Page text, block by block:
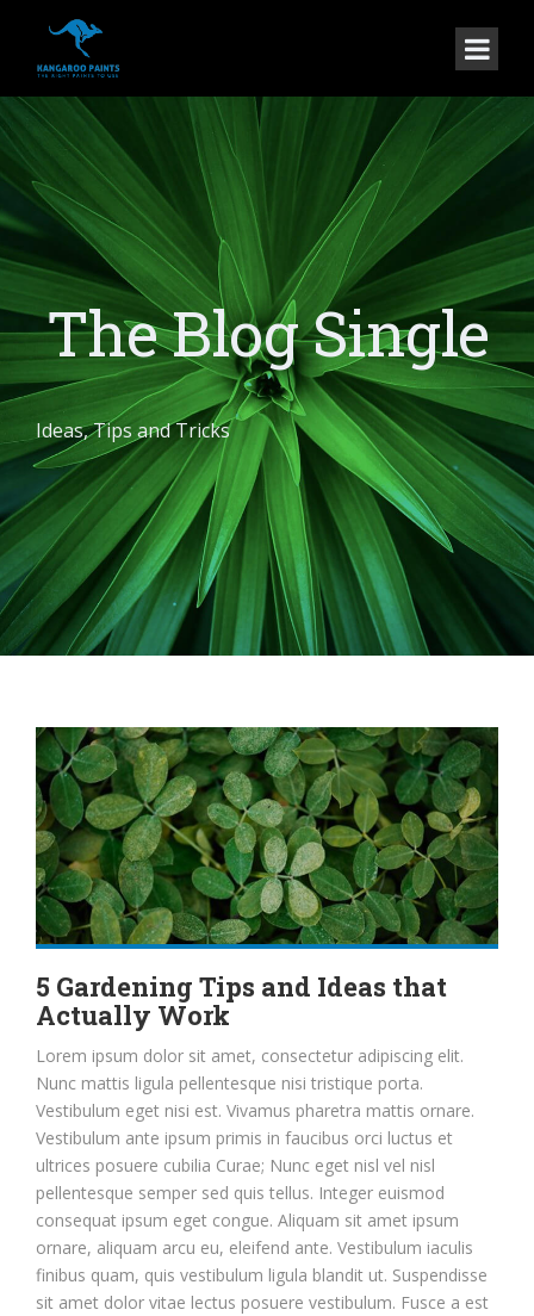
The Blog Single
Ideas, Tips and Tricks
5 Gardening Tips and Ideas that
Actually Work
Lorem ipsum dolor sit amet, consectetur adipiscing elit.
Nunc mattis ligula pellentesque nisi tristique porta.
Vestibulum eget nisi est. Vivamus pharetra mattis ornare.
Vestibulum ante ipsum primis in faucibus orci luctus et
ultrices posuere cubilia Curae; Nunc eget nisl vel nisl
pellentesque semper sed quis tellus. Integer euismod
consequat ipsum eget congue. Aliquam sit amet ipsum
ornare, aliquam arcu eu, eleifend ante. Vestibulum iaculis
finibus quam, quis vestibulum ligula blandit ut. Suspendisse
sit amet dolor vitae lectus posuere vestibulum. Fusce a est